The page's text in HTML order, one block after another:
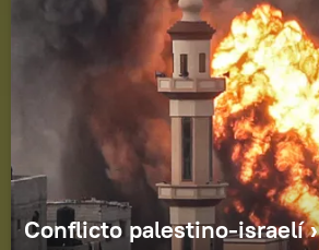
Conflicto palestino-israelí ›